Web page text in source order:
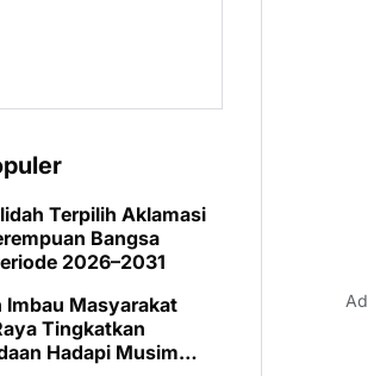
Terpilih Aklamasi
Bangsa
2026–2031
Masyarakat
Tingkatkan
Hadapi Musim
Ad